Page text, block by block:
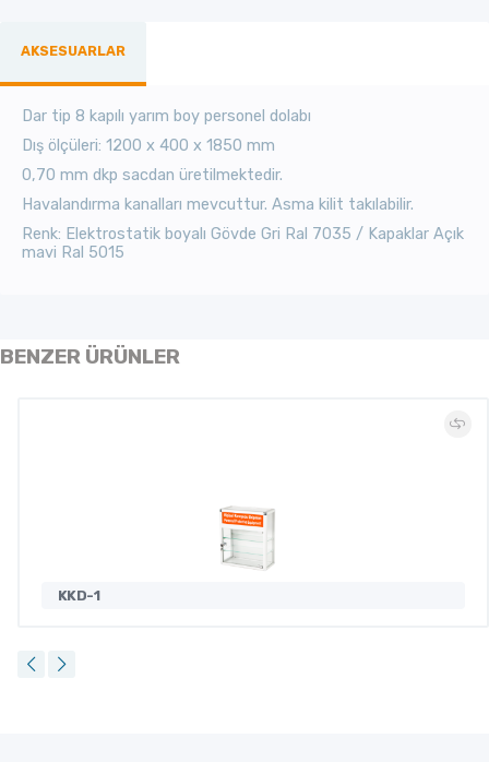
AKSESUARLAR
Dar tip 8 kapılı yarım boy personel dolabı
Dış ölçüleri: 1200 x 400 x 1850 mm
0,70 mm dkp sacdan üretilmektedir.
Havalandırma kanalları mevcuttur. Asma kilit takılabilir.
Renk: Elektrostatik boyalı Gövde Gri Ral 7035 / Kapaklar Açık
mavi Ral 5015
BENZER ÜRÜNLER
KKD-1